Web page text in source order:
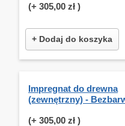
(+ 305,00 zł )
+ Dodaj do koszyka
Impregnat do drewna
(zewnętrzny) -
(+ 305,00 zł )